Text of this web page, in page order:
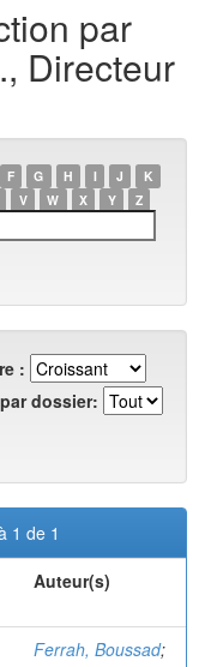
par
Directeur
F G H I J
K
V W X Y Z
:
dossier:
1 de 1
Auteur(s)
Ferrah, Boussad;